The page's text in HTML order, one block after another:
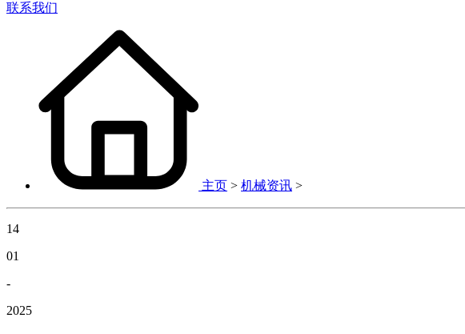
联系我们
主页 > 机械资讯 >
14
01
-
2025